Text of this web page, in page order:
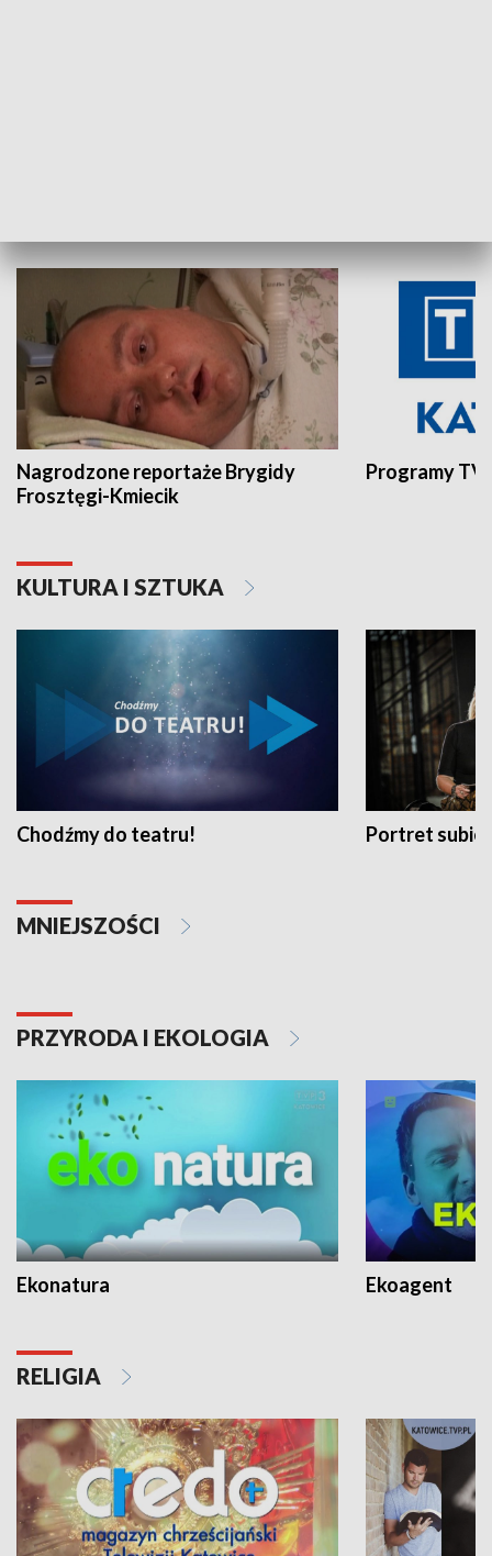
Nagrodzone reportaże Brygidy
Frosztęgi-Kmiecik
Programy
KULTURA I SZTUKA
Chodźmy do teatru! Portret
MNIEJSZOŚCI
PRZYRODA I EKOLOGIA
Ekonatura Ekoagent
RELIGIA